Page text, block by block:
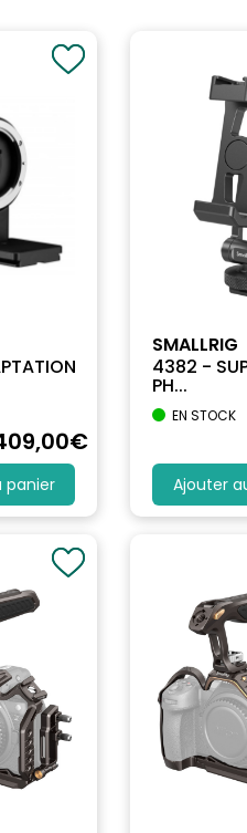
,00€
panier
SMALLRIG
4382 -
PH...
EN STOCK
Ajouter